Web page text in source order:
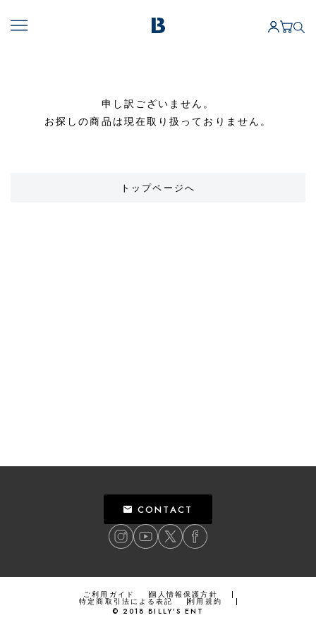
申し訳ございません。
お探しの商品は現在取り扱っておりません。
トップページへ
CONTACT
ご利用ガイド 個人情報保護方針
特定商取引法による表記
利用規約
© 2018 BILLY’S ENT